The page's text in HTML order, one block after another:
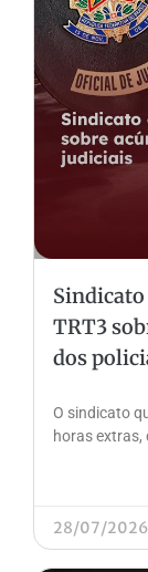
TRT3
dos
O sindicato
horas
28/07/2026